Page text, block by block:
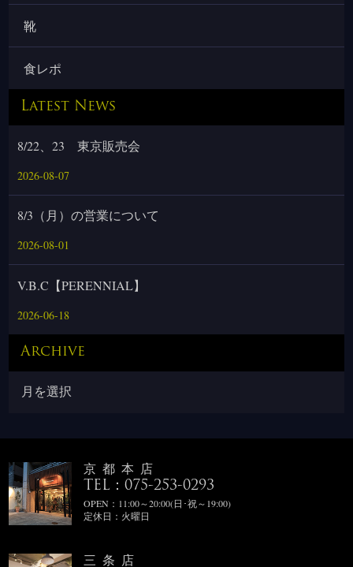
靴
食レポ
Latest News
8/22、23 東京販売会
2026-08-07
8/3（月）の営業について
2026-08-01
V.B.C【PERENNIAL】
2026-06-18
Archive
京都本店
TEL：075-253-0293
OPEN：11:00～20:00(日･祝～19:00)
定休日：火曜日
三条店